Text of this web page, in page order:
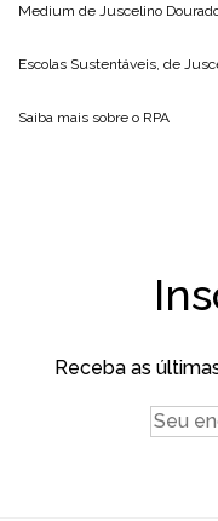
Medium de Juscelino
Escolas Sustentáveis, de
Saiba mais sobre o RPA
Receba as